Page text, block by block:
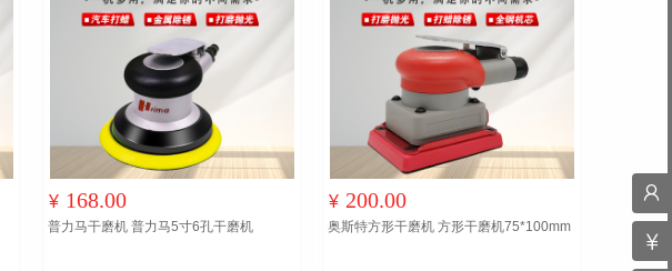
¥ 168.00
普力马干磨机 普力马5寸6孔干磨机
¥ 200.00
奥斯特方形干磨机 方形干磨机75*100mm